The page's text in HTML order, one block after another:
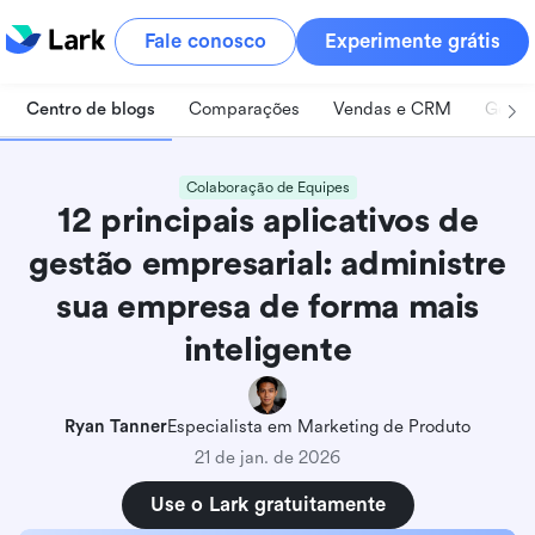
Fale conosco Experimente grátis
Centro de blogs Comparações Vendas e CRM
Colaboração de Equipes
12 principais aplicativos de
gestão empresarial: administre
sua empresa de forma mais
inteligente
Ryan TannerEspecialista em Marketing de Produto
21 de jan. de 2026
Use o Lark gratuitamente